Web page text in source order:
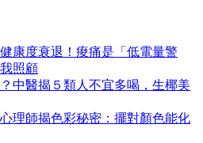
康度衰退！痠痛是「低電量警
照顧
中醫揭５類人不宜多喝，生椰美
理師揭色彩秘密：擺對顏色能化